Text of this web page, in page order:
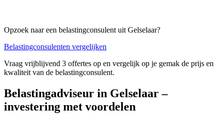
Opzoek naar een belastingconsulent uit Gelselaar?
Belastingconsulenten vergelijken
Vraag vrijblijvend 3 offertes op en vergelijk op je gemak de prijs en
kwaliteit van de belastingconsulent.
Belastingadviseur in Gelselaar –
investering met voordelen